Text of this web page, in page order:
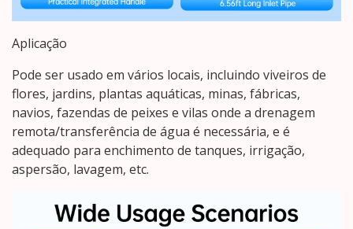
Aplicação
Pode ser usado em vários locais, incluindo viveiros de
flores, jardins, plantas aquáticas, minas, fábricas,
navios, fazendas de peixes e vilas onde a drenagem
remota/transferência de água é necessária, e é
adequado para enchimento de tanques, irrigação,
aspersão, lavagem, etc.